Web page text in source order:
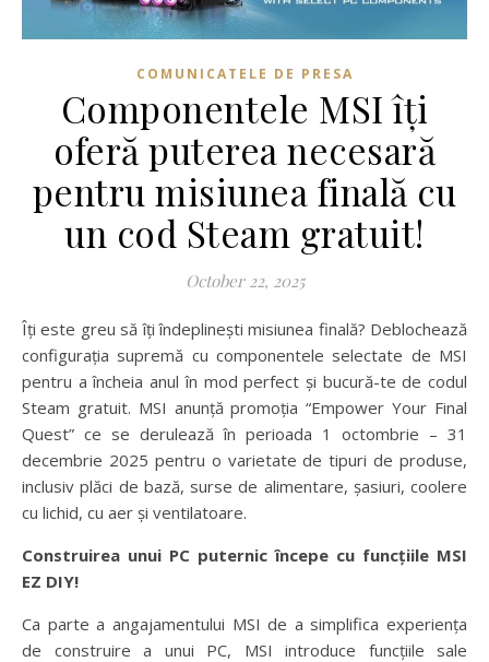
COMUNICATELE DE PRESA
Componentele MSI îți
oferă puterea necesară
pentru misiunea finală cu
un cod Steam gratuit!
October 22, 2025
Îți este greu să îți îndeplinești misiunea finală? Deblochează
configurația supremă cu componentele selectate de MSI
pentru a încheia anul în mod perfect și bucură-te de codul
Steam gratuit. MSI anunță promoția “Empower Your Final
Quest” ce se derulează în perioada 1 octombrie – 31
decembrie 2025 pentru o varietate de tipuri de produse,
inclusiv plăci de bază, surse de alimentare, șasiuri, coolere
cu lichid, cu aer și ventilatoare.
Construirea unui PC puternic începe cu funcțiile MSI
EZ DIY!
Ca parte a angajamentului MSI de a simplifica experiența
de construire a unui PC, MSI introduce funcțiile sale